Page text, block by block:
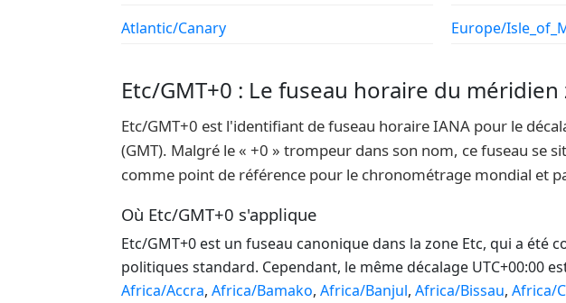
Atlantic/Canary
Europe/
Etc/GMT+0 : Le fuseau horaire du méridien
Etc/GMT+0 est l'identifiant de fuseau horaire IANA pour le
(GMT). Malgré le « +0 » trompeur dans son nom, ce fuseau se
comme point de référence pour le chronométrage mondial et
Où Etc/GMT+0 s'applique
Etc/GMT+0 est un fuseau canonique dans la zone Etc, qui a
politiques standard. Cependant, le même décalage UTC+00:00
Africa/Accra, Africa/Bamako, Africa/Banjul, Africa/Bissau, Africa/